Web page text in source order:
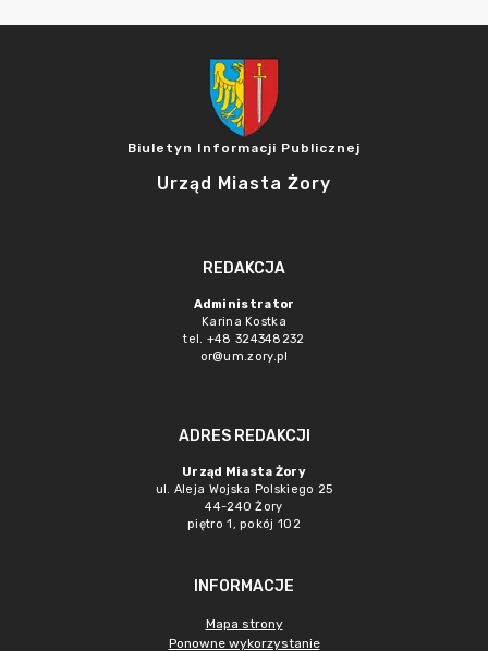
Biuletyn Informacji Publicznej
Urząd Miasta Żory
REDAKCJA
Administrator
Karina Kostka
tel. +48 324348232
or@um.zory.pl
ADRES REDAKCJI
Urząd Miasta Żory
ul. Aleja Wojska Polskiego 25
44-240 Żory
piętro 1, pokój 102
INFORMACJE
Mapa strony
Ponowne wykorzystanie